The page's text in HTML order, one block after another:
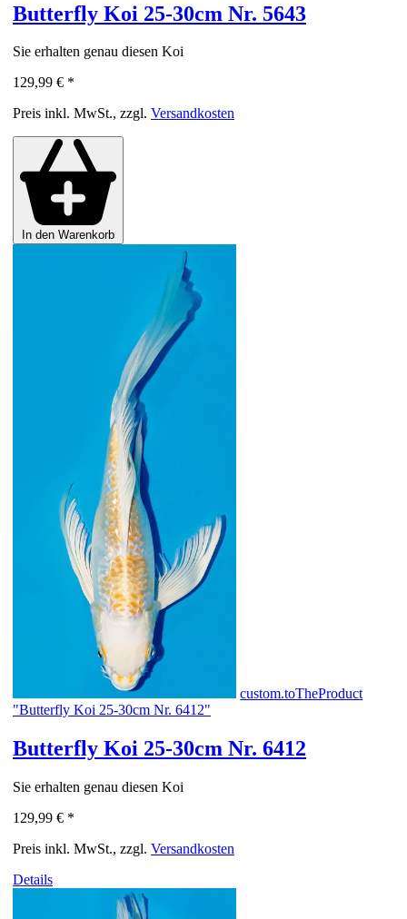
Butterfly Koi 25-30cm Nr. 5643
Sie erhalten genau diesen Koi
129,99 € *
Preis inkl. MwSt., zzgl. Versandkosten
In den Warenkorb
custom.toTheProduct
"Butterfly Koi 25-30cm Nr. 6412"
Butterfly Koi 25-30cm Nr. 6412
Sie erhalten genau diesen Koi
129,99 € *
Preis inkl. MwSt., zzgl. Versandkosten
Details